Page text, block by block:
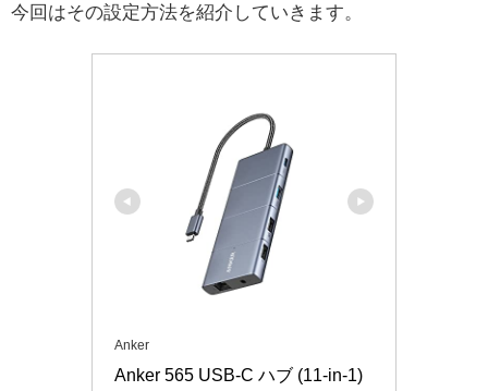
今回はその設定方法を紹介していきます。
Anker
Anker 565 USB-C ハブ (11-in-1)